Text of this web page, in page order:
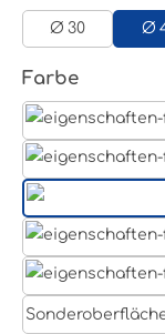
Ø 30 Ø
Farbe